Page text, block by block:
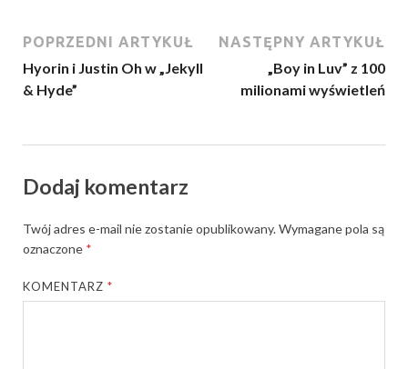
POPRZEDNI ARTYKUŁ
Hyorin i Justin Oh w „Jekyll
& Hyde”
NASTĘPNY ARTYKUŁ
„Boy in Luv” z 100
milionami wyświetleń
Dodaj komentarz
Twój adres e-mail nie zostanie opublikowany.Wymagane pola są
oznaczone *
KOMENTARZ*